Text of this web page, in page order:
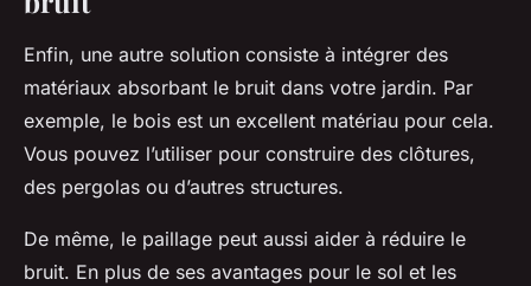
Enfin, une autre solution consiste à intégrer des
matériaux absorbant le bruit dans votre jardin. Par
exemple, le bois est un excellent matériau pour cela.
Vous pouvez l’utiliser pour construire des clôtures,
des pergolas ou d’autres structures.
De même, le paillage peut aussi aider à réduire le
bruit. En plus de ses avantages pour le sol et les